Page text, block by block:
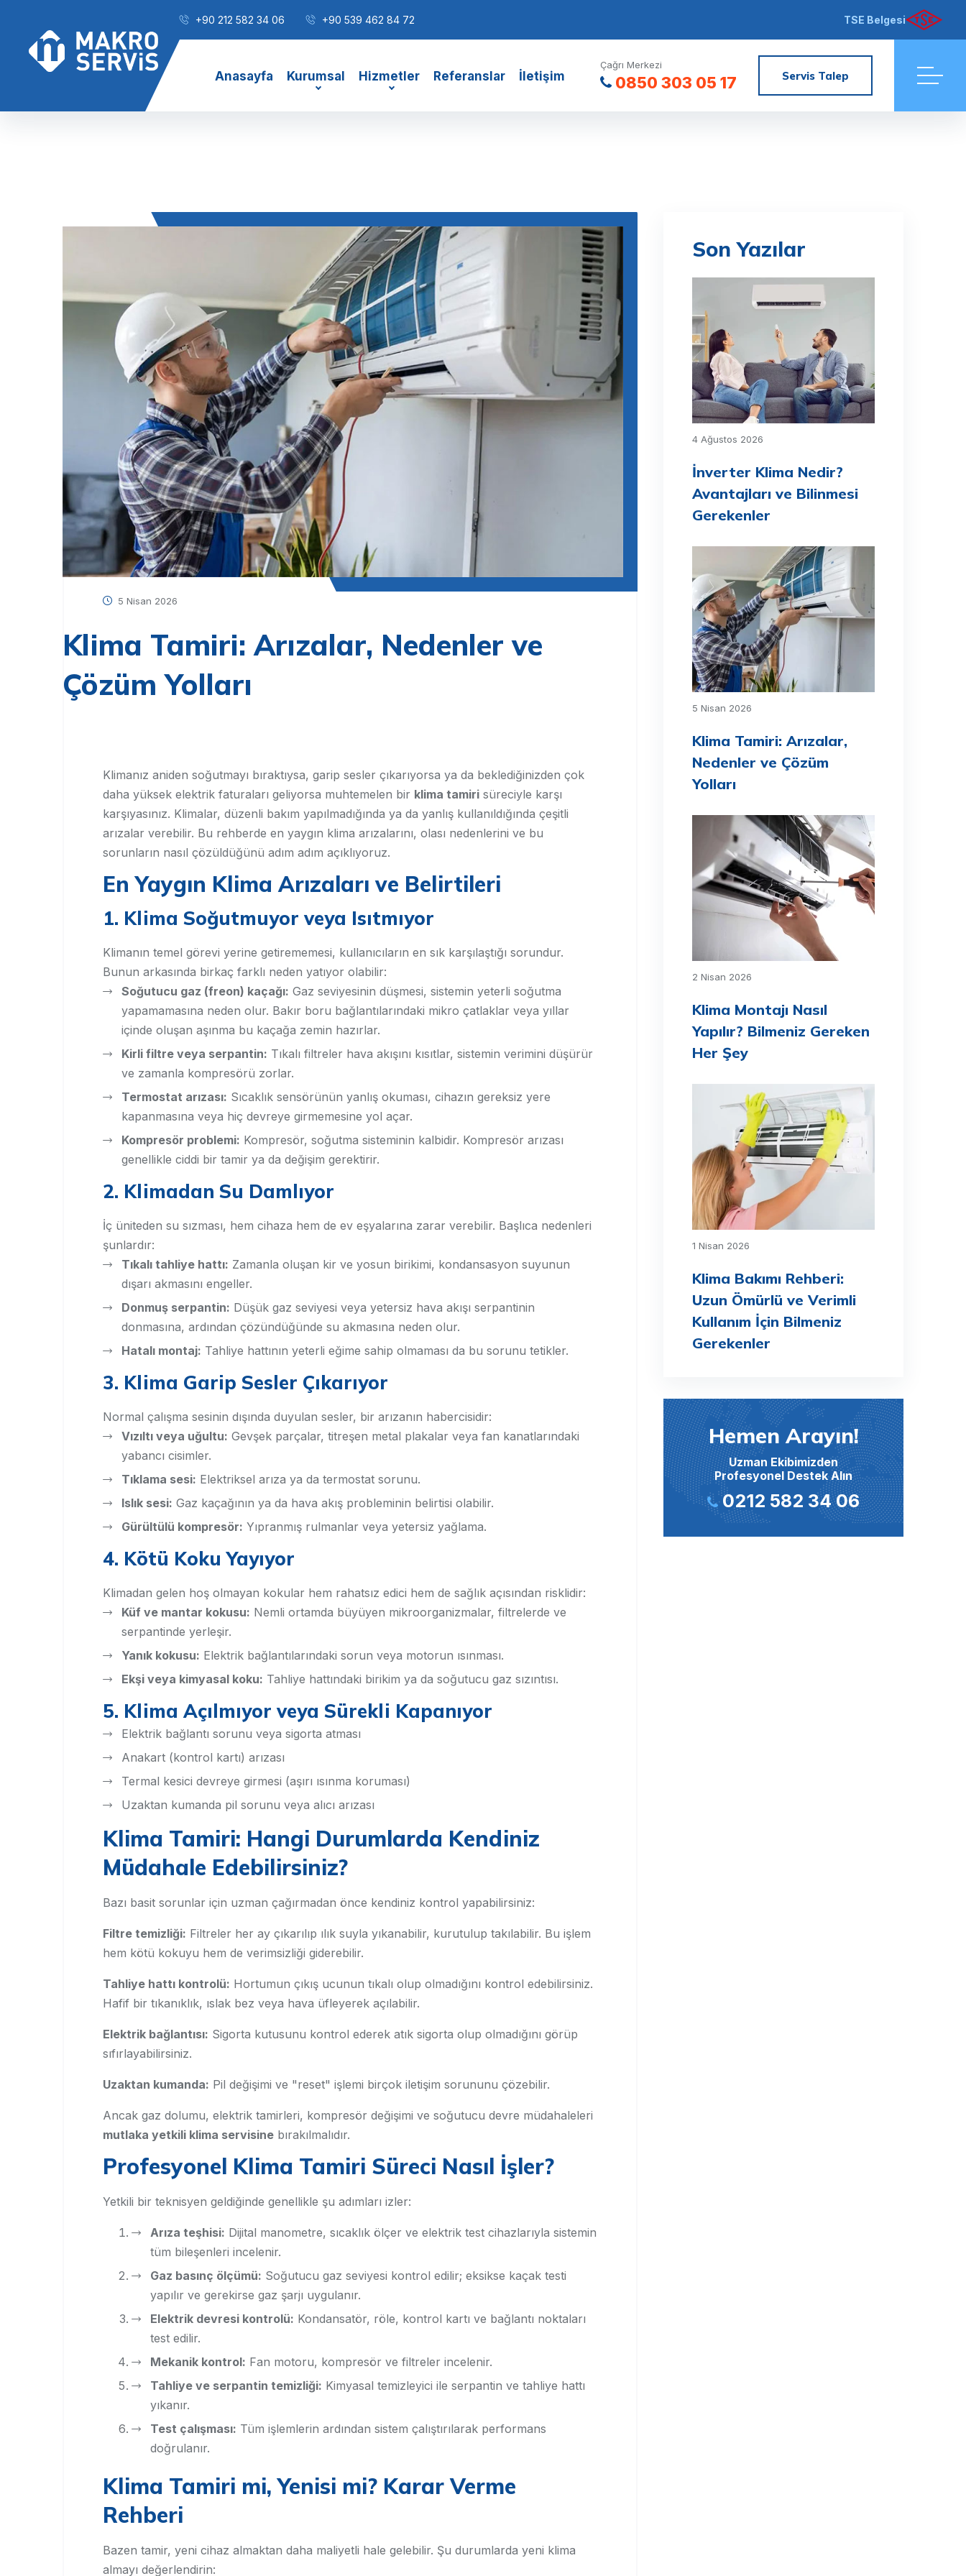
+90 212 582 34 06 +90 539 462 84 72 TSE Belgesi
Anasayfa Kurumsal Hizmetler Referanslar İletişim
Çağrı Merkezi
0850 303 05 17 Servis Talep
5 Nisan 2026
Klima Tamiri: Arızalar, Nedenler ve
Çözüm Yolları
Klimanız aniden soğutmayı bıraktıysa, garip sesler çıkarıyorsa ya da beklediğinizden çok
daha yüksek elektrik faturaları geliyorsa muhtemelen bir klima tamiri süreciyle karşı
karşıyasınız. Klimalar, düzenli bakım yapılmadığında ya da yanlış kullanıldığında çeşitli
arızalar verebilir. Bu rehberde en yaygın klima arızalarını, olası nedenlerini ve bu
sorunların nasıl çözüldüğünü adım adım açıklıyoruz.
En Yaygın Klima Arızaları ve Belirtileri
1. Klima Soğutmuyor veya Isıtmıyor
Klimanın temel görevi yerine getirememesi, kullanıcıların en sık karşılaştığı sorundur.
Bunun arkasında birkaç farklı neden yatıyor olabilir:
Soğutucu gaz (freon) kaçağı: Gaz seviyesinin düşmesi, sistemin yeterli soğutma
yapamamasına neden olur. Bakır boru bağlantılarındaki mikro çatlaklar veya yıllar
içinde oluşan aşınma bu kaçağa zemin hazırlar.
Kirli filtre veya serpantin: Tıkalı filtreler hava akışını kısıtlar, sistemin verimini düşürür
ve zamanla kompresörü zorlar.
Termostat arızası: Sıcaklık sensörünün yanlış okuması, cihazın gereksiz yere
kapanmasına veya hiç devreye girmemesine yol açar.
Kompresör problemi: Kompresör, soğutma sisteminin kalbidir. Kompresör arızası
genellikle ciddi bir tamir ya da değişim gerektirir.
2. Klimadan Su Damlıyor
İç üniteden su sızması, hem cihaza hem de ev eşyalarına zarar verebilir. Başlıca nedenleri
şunlardır:
Tıkalı tahliye hattı: Zamanla oluşan kir ve yosun birikimi, kondansasyon suyunun
dışarı akmasını engeller.
Donmuş serpantin: Düşük gaz seviyesi veya yetersiz hava akışı serpantinin
donmasına, ardından çözündüğünde su akmasına neden olur.
Hatalı montaj: Tahliye hattının yeterli eğime sahip olmaması da bu sorunu tetikler.
3. Klima Garip Sesler Çıkarıyor
Normal çalışma sesinin dışında duyulan sesler, bir arızanın habercisidir:
Vızıltı veya uğultu: Gevşek parçalar, titreşen metal plakalar veya fan kanatlarındaki
yabancı cisimler.
Tıklama sesi: Elektriksel arıza ya da termostat sorunu.
Islık sesi: Gaz kaçağının ya da hava akış probleminin belirtisi olabilir.
Gürültülü kompresör: Yıpranmış rulmanlar veya yetersiz yağlama.
4. Kötü Koku Yayıyor
Klimadan gelen hoş olmayan kokular hem rahatsız edici hem de sağlık açısından risklidir:
Küf ve mantar kokusu: Nemli ortamda büyüyen mikroorganizmalar, filtrelerde ve
serpantinde yerleşir.
Yanık kokusu: Elektrik bağlantılarındaki sorun veya motorun ısınması.
Ekşi veya kimyasal koku: Tahliye hattındaki birikim ya da soğutucu gaz sızıntısı.
5. Klima Açılmıyor veya Sürekli Kapanıyor
Elektrik bağlantı sorunu veya sigorta atması
Anakart (kontrol kartı) arızası
Termal kesici devreye girmesi (aşırı ısınma koruması)
Uzaktan kumanda pil sorunu veya alıcı arızası
Klima Tamiri: Hangi Durumlarda Kendiniz
Müdahale Edebilirsiniz?
Bazı basit sorunlar için uzman çağırmadan önce kendiniz kontrol yapabilirsiniz:
Filtre temizliği: Filtreler her ay çıkarılıp ılık suyla yıkanabilir, kurutulup takılabilir. Bu işlem
hem kötü kokuyu hem de verimsizliği giderebilir.
Tahliye hattı kontrolü: Hortumun çıkış ucunun tıkalı olup olmadığını kontrol edebilirsiniz.
Hafif bir tıkanıklık, ıslak bez veya hava üfleyerek açılabilir.
Elektrik bağlantısı: Sigorta kutusunu kontrol ederek atık sigorta olup olmadığını görüp
sıfırlayabilirsiniz.
Uzaktan kumanda: Pil değişimi ve "reset" işlemi birçok iletişim sorununu çözebilir.
Ancak gaz dolumu, elektrik tamirleri, kompresör değişimi ve soğutucu devre müdahaleleri
mutlaka yetkili klima servisine bırakılmalıdır.
Profesyonel Klima Tamiri Süreci Nasıl İşler?
Yetkili bir teknisyen geldiğinde genellikle şu adımları izler:
Arıza teşhisi: Dijital manometre, sıcaklık ölçer ve elektrik test cihazlarıyla sistemin
tüm bileşenleri incelenir.
Gaz basınç ölçümü: Soğutucu gaz seviyesi kontrol edilir; eksikse kaçak testi
yapılır ve gerekirse gaz şarjı uygulanır.
Elektrik devresi kontrolü: Kondansatör, röle, kontrol kartı ve bağlantı noktaları
test edilir.
Mekanik kontrol: Fan motoru, kompresör ve filtreler incelenir.
Tahliye ve serpantin temizliği: Kimyasal temizleyici ile serpantin ve tahliye hattı
yıkanır.
Test çalışması: Tüm işlemlerin ardından sistem çalıştırılarak performans
doğrulanır.
Klima Tamiri mi, Yenisi mi? Karar Verme
Rehberi
Bazen tamir, yeni cihaz almaktan daha maliyetli hale gelebilir. Şu durumlarda yeni klima
almayı değerlendirin:
Son Yazılar
4 Ağustos 2026
İnverter Klima Nedir?
Avantajları ve Bilinmesi
Gerekenler
5 Nisan 2026
Klima Tamiri: Arızalar,
Nedenler ve Çözüm
Yolları
2 Nisan 2026
Klima Montajı Nasıl
Yapılır? Bilmeniz Gereken
Her Şey
1 Nisan 2026
Klima Bakımı Rehberi:
Uzun Ömürlü ve Verimli
Kullanım İçin Bilmeniz
Gerekenler
Hemen Arayın!
Uzman Ekibimizden
Profesyonel Destek Alın
0212 582 34 06